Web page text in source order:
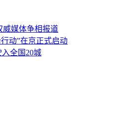
威媒体争相报道
动”在京正式启动
全国20城